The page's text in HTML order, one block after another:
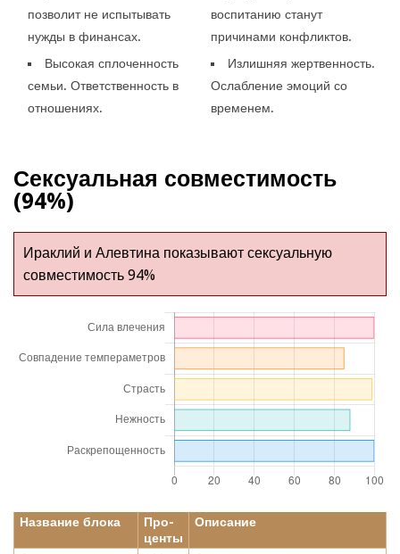
позволит не испытывать
нужды в финансах.
Высокая сплоченность
семьи. Ответственность в
отношениях.
воспитанию станут
причинами конфликтов.
Излишняя жертвенность.
Ослабление эмоций со
временем.
Сексуальная совместимость
(94%)
Ираклий и Алевтина показывают сексуальную
совместимость 94%
Название блока
Про-
центы
Описание